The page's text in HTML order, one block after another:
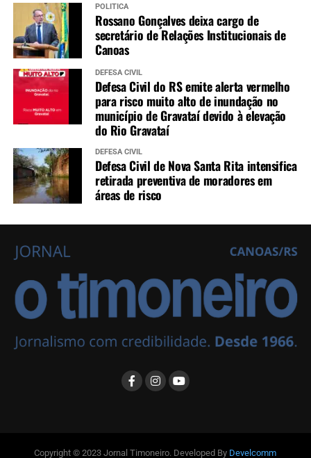
POLÍTICA
Rossano Gonçalves deixa cargo de
secretário de Relações Institucionais de
Canoas
DEFESA CIVIL
Defesa Civil do RS emite alerta vermelho
para risco muito alto de inundação no
município de Gravataí devido à elevação
do Rio Gravataí
DEFESA CIVIL
Defesa Civil de Nova Santa Rita intensifica
retirada preventiva de moradores em
áreas de risco
Copyright © 2023 Jornal Timoneiro. Developed By Develcomm